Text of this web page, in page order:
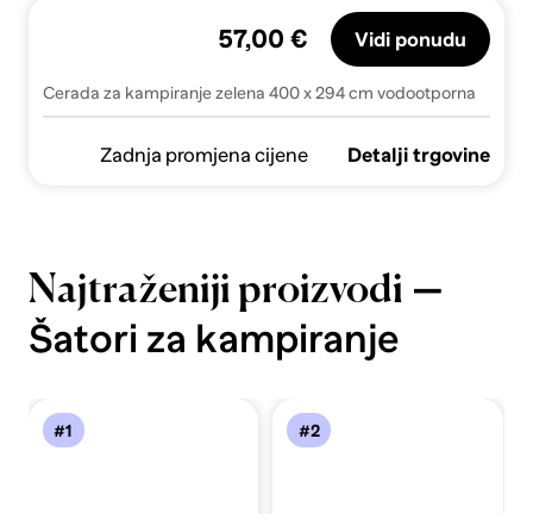
Cerada za kampiranje zelena 400 x 294 cm vodootporna
57,00 € Vidi ponudu
Zadnja promjena cijene Detalji trgovine
Najtraženiji proizvodi —
Šatori za kampiranje
#1 #2